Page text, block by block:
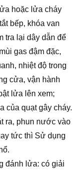
hoặc lửa cháy
bếp, khóa van
tra lại dây dẫn để
gas đậm đặc,
nhiệt độ trong
cửa, vận hành
lửa lên xem;
của quạt gây cháy.
ra, phun nước vào
tức thì Sử dụng
đánh lửa: có giải